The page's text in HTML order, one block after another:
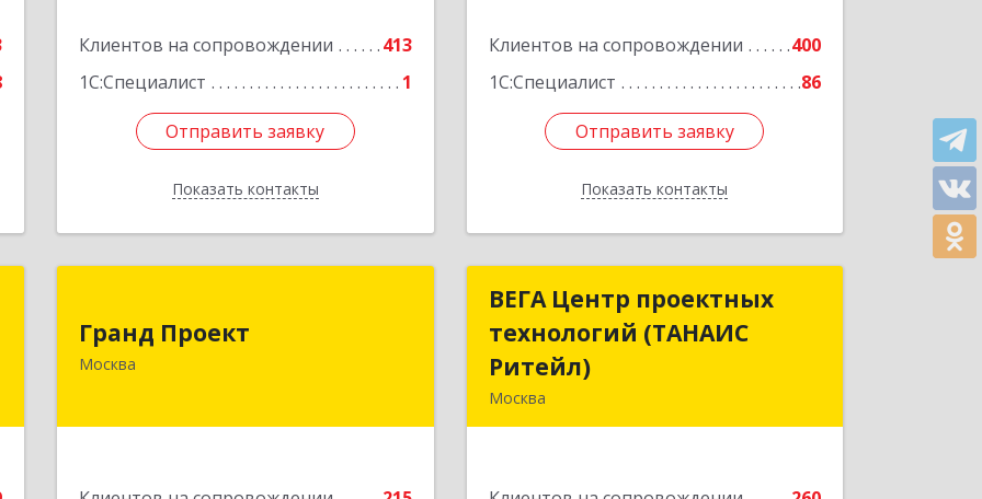
Клиентов на сопровождении
413
1С:Специалист
1
Отправить заявку
Показать контакты
Отправить заявку
Назад
Клиентов на сопровождении
400
1С:Специалист
86
Отправить заявку
Показать контакты
Отправить заявку
Назад
Гранд Проект
Москва
111033, Москва г, Золоторожский Вал
Подробнее
ВЕГА Центр проектных
технологий (ТАНАИС
Ритейл)
Москва
ВЕГА Центр проектных
технологий (ТАНАИС